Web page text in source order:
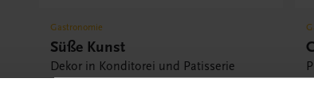
Gastronomie
Süße Kunst
Dekor in Konditorei und Patisserie